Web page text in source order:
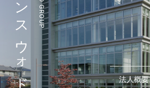
法人概要